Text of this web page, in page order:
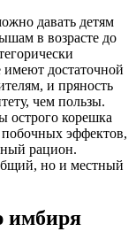
давать детям
в возрасте до
достаточной
и пряность
чем пользы.
острого корешка
эффектов,
рацион.
но и местный
имбиря